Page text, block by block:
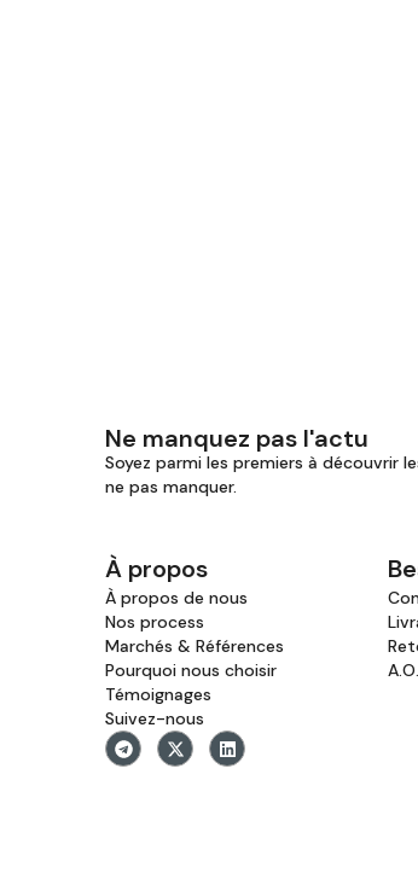
Ne manquez pas l'actu
Soyez parmi les premiers à découvrir
ne pas manquer.
À propos
À propos de nous
Nos process
Marchés & Références
Pourquoi nous choisir
Témoignages
Suivez-nous